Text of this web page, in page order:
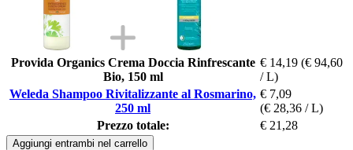
Provida Organics Crema Doccia Rinfrescante
Bio, 150 ml
€ 14,19 (€ 94,60
/ L)
Weleda Shampoo Rivitalizzante al Rosmarino,
250 ml
€ 7,09
(€ 28,36 / L)
Prezzo totale:
€ 21,28
Aggiungi entrambi nel carrello